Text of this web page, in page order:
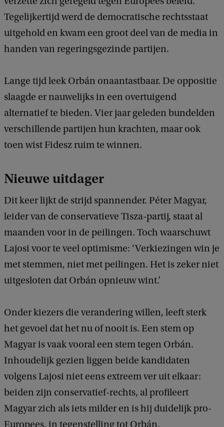
Tegelijkertijd werd de democratische rechtsstaat
uitgehold en kwam een groot deel van de media in
handen van regeringsgezinde partijen.
Lange tijd leek Orbán onaantastbaar. De oppositie
slaagde er nauwelijks in een overtuigend
alternatief te bieden. Vier jaar geleden bundelden
verschillende partijen hun krachten, maar ook
toen wist Fidesz ruim te winnen.
Nieuwe uitdager
Dit keer lijkt de strijd spannender. Péter Magyar,
leider van de conservatieve Tisza-partij, staat al
maanden voor in de peilingen. Toch waarschuwt
Lajosi voor te veel optimisme: ‘Verkiezingen win je
met stemmen, niet met peilingen. Het is zeker niet
uitgesloten dat Orbán opnieuw wint.’
Onder kiezers die verandering willen, leeft sterk
het gevoel dat het nu of nooit is. Een stem op
Magyar is vaak vooral een stem tegen Orbán.
Inhoudelijk gezien liggen beide kandidaten
volgens Lajosi niet eens extreem ver uit elkaar:
beiden zijn conservatief-rechts, al profileert
Magyar zich als iets milder en is hij duidelijk pro-
Europees, in tegenstelling tot Orbán.